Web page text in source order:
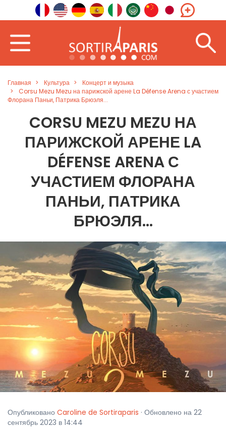
Главная Культура
Концерт и музыка
Corsu Mezu Mezu на парижской арене La Défense Arena с участием
Флорана Паньи, Патрика Брюэля...
CORSU MEZU MEZU НА
ПАРИЖСКОЙ АРЕНЕ LA
DÉFENSE ARENA С
УЧАСТИЕМ ФЛОРАНА
ПАНЬИ, ПАТРИКА
БРЮЭЛЯ...
Опубликовано Caroline de Sortiraparis · Обновлено на 22
сентябрь 2023 в 14:44